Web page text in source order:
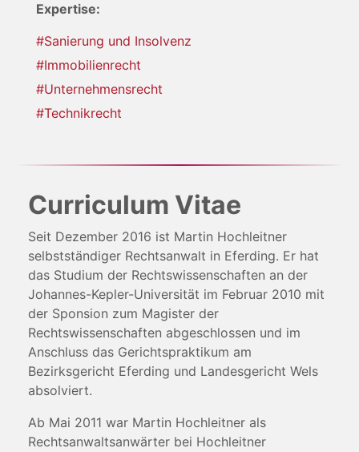
Expertise:
#Sanierung und Insolvenz
#Immobilienrecht
#Unternehmensrecht
#Technikrecht
Curriculum Vitae
Seit Dezember 2016 ist Martin Hochleitner
selbstständiger Rechtsanwalt in Eferding. Er hat
das Studium der Rechtswissenschaften an der
Johannes-Kepler-Universität im Februar 2010 mit
der Sponsion zum Magister der
Rechtswissenschaften abgeschlossen und im
Anschluss das Gerichtspraktikum am
Bezirksgericht Eferding und Landesgericht Wels
absolviert.
Ab Mai 2011 war Martin Hochleitner als
Rechtsanwaltsanwärter bei Hochleitner